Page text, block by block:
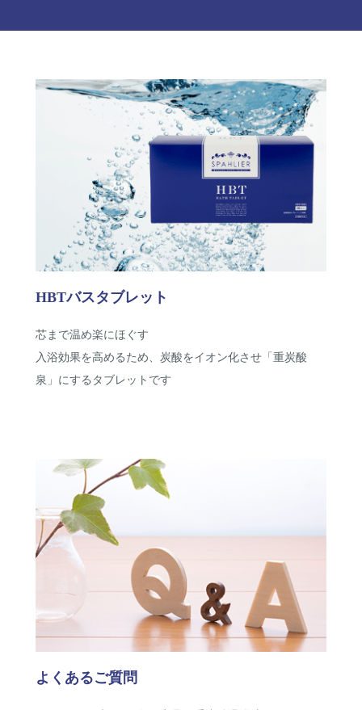
HBTバスタブレット
芯まで温め楽にほぐす
入浴効果を高めるため、炭酸をイオン化させ「重炭酸
泉」にするタブレットです
よくあるご質問